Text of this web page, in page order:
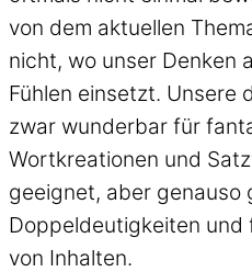
von dem aktuellen
nicht, wo unser Denken
Fühlen einsetzt. Unsere
zwar wunderbar für
Wortkreationen und
geeignet, aber genauso
Doppeldeutigkeiten und
von Inhalten.